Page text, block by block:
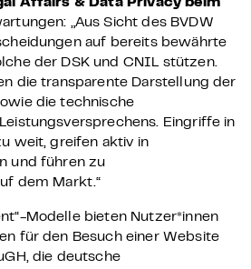
Affairs & Data Privacy beim
„Aus Sicht des BVDW
auf bereits bewährte
der DSK und CNIL stützen.
die transparente Darstellung der
die technische
Eingriffe in
weit, greifen aktiv in
und führen zu
dem Markt.“
Modelle bieten Nutzer*innen
für den Besuch einer Website
die deutsche